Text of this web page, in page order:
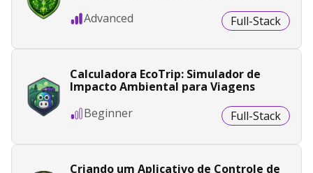
Advanced
Full-Stack
Calculadora EcoTrip: Simulador de
Impacto Ambiental para Viagens
Beginner
Full-Stack
Criando um Aplicativo de Controle de